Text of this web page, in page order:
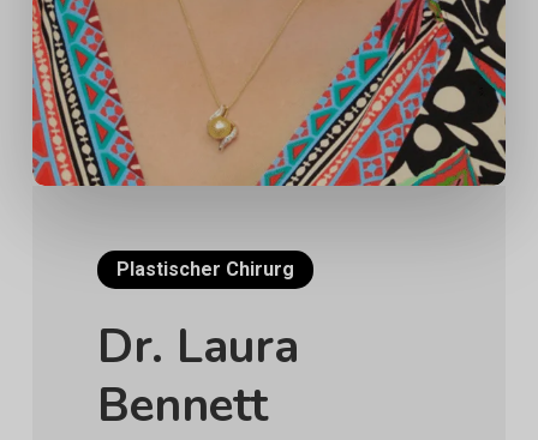
Plastischer Chirurg
Dr. Laura
Bennett